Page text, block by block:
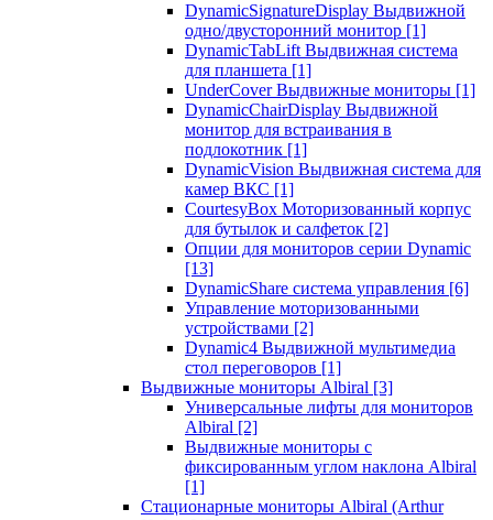
DynamicSignatureDisplay Выдвижной
одно/двусторонний монитор [1]
DynamicTabLift Выдвижная система
для планшета [1]
UnderCover Выдвижные мониторы [1]
DynamicChairDisplay Выдвижной
монитор для встраивания в
подлокотник [1]
DynamicVision Выдвижная система для
камер ВКС [1]
CourtesyBox Моторизованный корпус
для бутылок и салфеток [2]
Опции для мониторов серии Dynamic
[13]
DynamicShare система управления [6]
Управление моторизованными
устройствами [2]
Dynamic4 Выдвижной мультимедиа
стол переговоров [1]
Выдвижные мониторы Albiral [3]
Универсальные лифты для мониторов
Albiral [2]
Выдвижные мониторы с
фиксированным углом наклона Albiral
[1]
Стационарные мониторы Albiral (Arthur